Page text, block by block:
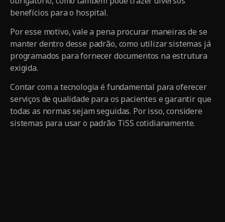
benefícios para o hospital.
Por esse motivo, vale a pena procurar maneiras de se
manter dentro desse padrão, como utilizar sistemas já
programados para fornecer documentos na estrutura
exigida.
Contar com a tecnologia é fundamental para oferecer
serviços de qualidade para os pacientes e garantir que
todas as normas sejam seguidas. Por isso, considere
sistemas para usar o padrão TiSS cotidianamente.